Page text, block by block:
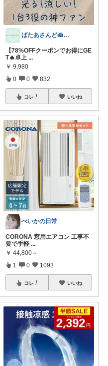
ばたあさんど🍰テンション爆上がりな生活
【78%OFFクーポンでお得にGE
T🔥卓上 ...
￥ 9,980
0 0 832
コレ いいね
ぺいかの日常
CORONA 窓用エアコン 工事不
要で手軽 ...
￥ 44,800～
1 0 1093
コレ いいね